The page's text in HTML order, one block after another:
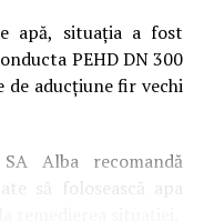
apă, situația a fost
PEHD DN 300
de aducțiune fir vechi
Alba recomandă
să folosească apa